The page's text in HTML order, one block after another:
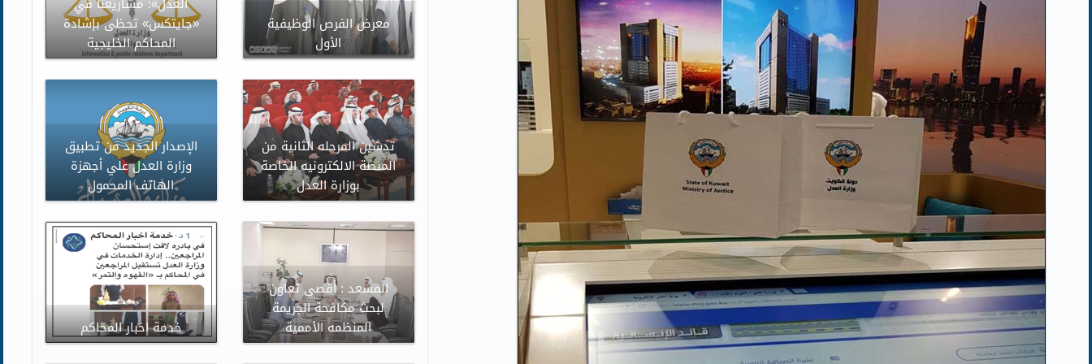
«جايتكس» تحظى بإشادة
المحاكم الخليجية
معرض الفرص الوظيفية
الأول
الإصدار الجديد من تطبيق
وزارة العدل علي أجهزة
الهاتف المحمول
​تدشين المرحله الثانية من
المنصة الالكترونيه الخاصة
بوزارة العدل
خدمة اخبار المحاكم
المسعد : أقصى تعاون
لبحث مكافحة الجريمة
المنظمه الأممية